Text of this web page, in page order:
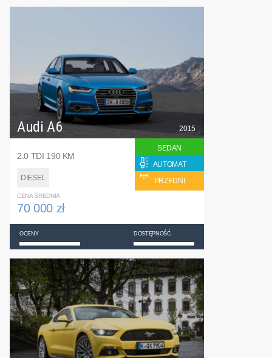
Audi A6
2.0 TDI 190 KM
DIESEL
2015
SEDAN
AUTOMAT
PRZEDNI
CENA ŚREDNIA
70 000 zł
OCENY DOSTĘPNOŚĆ